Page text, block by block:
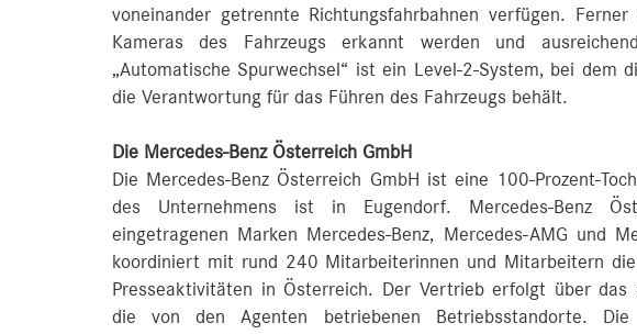
voneinander getrennte Richtungsfahrbahnen verfügen.
Kameras des Fahrzeugs erkannt werden und
„Automatische Spurwechsel“ ist ein Level-2-System, bei dem
die Verantwortung für das Führen des Fahrzeugs behält.
Die Mercedes-Benz Österreich GmbH
Die Mercedes-Benz Österreich GmbH ist eine 100-Prozent-
des Unternehmens ist in Eugendorf. Mercedes-Benz
eingetragenen Marken Mercedes-Benz, Mercedes-AMG und
koordiniert mit rund 240 Mitarbeiterinnen und Mitarbeitern
Presseaktivitäten in Österreich. Der Vertrieb erfolgt über das
die von den Agenten betriebenen Betriebsstandorte.